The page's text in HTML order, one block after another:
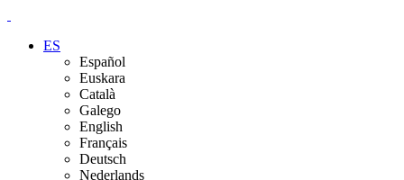
ES
Español
Euskara
Català
Galego
English
Français
Deutsch
Nederlands